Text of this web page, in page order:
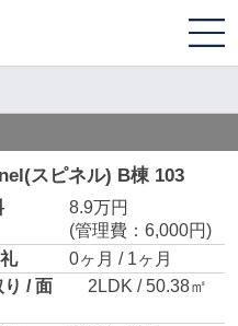
スピネル) B棟 103
8.9万円
(管理費：6,000円)
0ヶ月 / 1ヶ月
り / 面
2LDK / 50.38㎡